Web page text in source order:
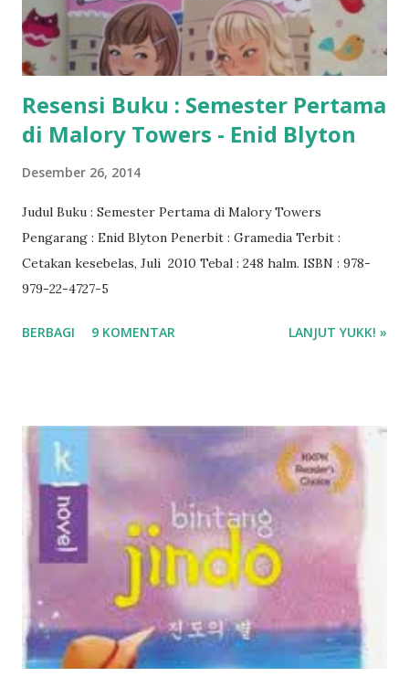
Resensi Buku : Semester Pertama
di Malory Towers - Enid Blyton
Desember 26, 2014
Judul Buku : Semester Pertama di Malory Towers
Pengarang : Enid Blyton Penerbit : Gramedia Terbit :
Cetakan kesebelas, Juli 2010 Tebal : 248 halm. ISBN : 978-
979-22-4727-5
BERBAGI 9 KOMENTAR LANJUT YUKK! »